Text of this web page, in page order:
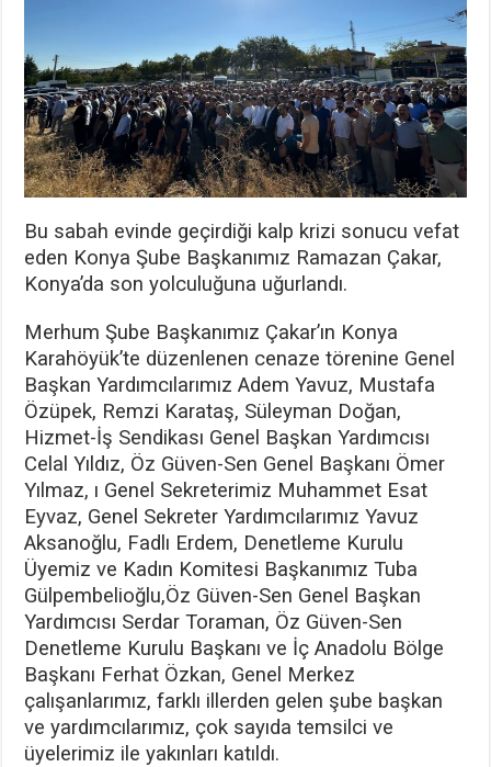
Bu sabah evinde geçirdiği kalp krizi sonucu vefat
eden Konya Şube Başkanımız Ramazan Çakar,
Konya’da son yolculuğuna uğurlandı.
Merhum Şube Başkanımız Çakar’ın Konya
Karahöyük’te düzenlenen cenaze törenine Genel
Başkan Yardımcılarımız Adem Yavuz, Mustafa
Özüpek, Remzi Karataş, Süleyman Doğan,
Hizmet-İş Sendikası Genel Başkan Yardımcısı
Celal Yıldız, Öz Güven-Sen Genel Başkanı Ömer
Yılmaz, ı Genel Sekreterimiz Muhammet Esat
Eyvaz, Genel Sekreter Yardımcılarımız Yavuz
Aksanoğlu, Fadlı Erdem, Denetleme Kurulu
Üyemiz ve Kadın Komitesi Başkanımız Tuba
Gülpembelioğlu,Öz Güven-Sen Genel Başkan
Yardımcısı Serdar Toraman, Öz Güven-Sen
Denetleme Kurulu Başkanı ve İç Anadolu Bölge
Başkanı Ferhat Özkan, Genel Merkez
çalışanlarımız, farklı illerden gelen şube başkan
ve yardımcılarımız, çok sayıda temsilci ve
üyelerimiz ile yakınları katıldı.